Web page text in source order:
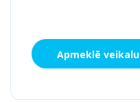
Apmeklē veikalu